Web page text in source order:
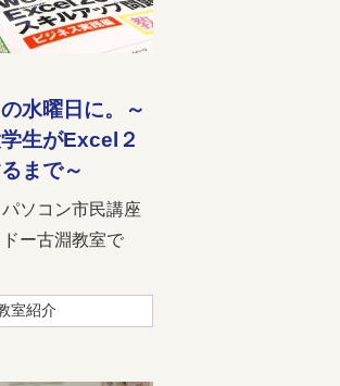
水曜日に。～
生がExcel２
まで～
ソコン市民講座
ー古淵教室で
室紹介